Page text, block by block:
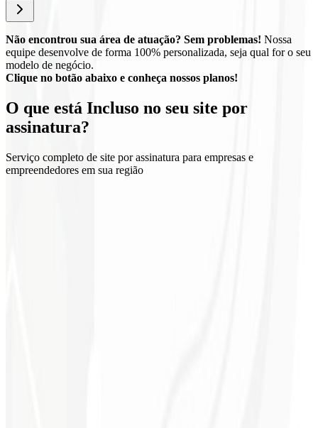
Não encontrou sua área de atuação? Sem problemas! Nossa
equipe desenvolve de forma 100% personalizada, seja qual for o seu
modelo de negócio.
Clique no botão abaixo e conheça nossos planos!
O que está Incluso no seu site por
assinatura?
Serviço completo de site por assinatura para empresas e
empreendedores em sua região